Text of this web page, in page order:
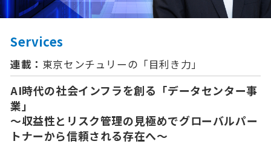
Services
連載： 東京センチュリーの「⽬利き⼒」
AI時代の社会インフラを創る「データセンター事
業」
〜収益性とリスク管理の見極めでグローバルパー
トナーから信頼される存在へ〜